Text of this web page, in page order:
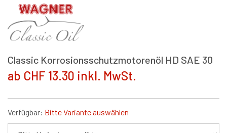
Classic Korrosionsschutzmotorenöl HD SAE 30
ab CHF 13.30 inkl. MwSt.
Verfügbar: Bitte Variante auswählen